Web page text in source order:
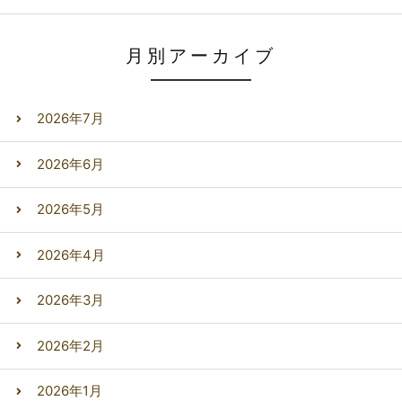
月別アーカイブ
2026年7月
2026年6月
2026年5月
2026年4月
2026年3月
2026年2月
2026年1月